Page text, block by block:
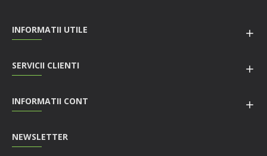
INFORMATII UTILE
SERVICII CLIENTI
INFORMATII CONT
NEWSLETTER